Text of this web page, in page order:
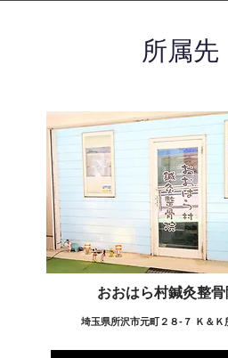
所属先
おおはら村鍼灸整骨
埼玉県所沢市元町２８‐７ Ｋ＆Ｋ